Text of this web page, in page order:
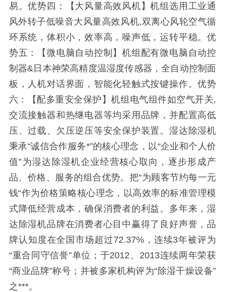
易。优势四：【大风量高效风机】机组选用工业通
风外转子低噪音大风量高效风机,双离心风轮空气循
环系统，体积小，效率高，噪声低，运转平稳。优
势五：【微电脑自动控制】机组配有微电脑自动控
制器&日本神荣高精度温湿度传感器，全自动控制面
板，人机对话界面，智能化轻触式按键操作。优势
六：【配多重安全保护】机组电气组件如空气开关,
交流接触器和热继电器等均采用品牌，并配置高低
压、过载、欠压逆压等安全保护装置。湿达除湿机
秉承“诚信合作服务*”的核心理念，以“企业和个人价
值”为湿达除湿机企业经营核心取向，逐步形成产
品、价格、服务的组合优势。把“为顾客节约每一元
钱“作为价格策略核心理念，以高效率的标准管理模
式降低经营成本，确保消费者的利益。多年来，湿
达除湿机品牌在消费者心目中赢得了良好声誉，品
牌认知度在全国市场超过72.37%，连续3年被评为
“重合同守信誉”单位；于2012、2013连续两年荣获
“商业品牌”称号；并被多家机构评为“除湿干燥设备”
之***。